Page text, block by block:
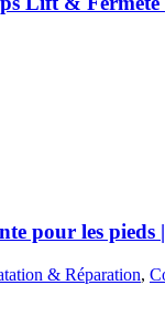
pour les pieds
& Réparation,